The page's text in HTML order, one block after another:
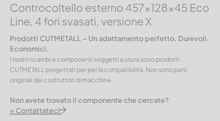
Controcoltello esterno 457x128x45 Eco
Line, 4 fori svasati, versione X
Prodotti CUTMETALL – Un adattamento perfetto. Durevoli.
Economici.
I nostri ricambi e componenti soggetti a usura sono prodotti
CUTMETALL progettati per per la compatibilità. Non sono parti
originali dei costruttori di macchine.
Non avete trovato il componente che cercate?
» Contattateci.